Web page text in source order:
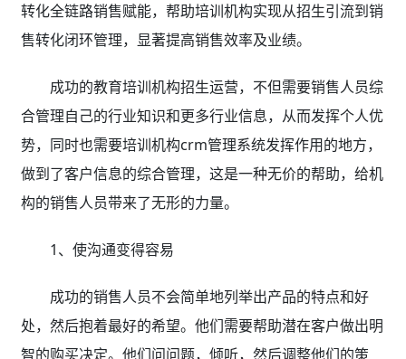
转化全链路销售赋能，帮助培训机构实现从招生引流到销
售转化闭环管理，显著提高销售效率及业绩。
成功的教育培训机构招生运营，不但需要销售人员综
合管理自己的行业知识和更多行业信息，从而发挥个人优
势，同时也需要培训机构crm管理系统发挥作用的地方，
做到了客户信息的综合管理，这是一种无价的帮助，给机
构的销售人员带来了无形的力量。
1、使沟通变得容易
成功的销售人员不会简单地列举出产品的特点和好
处，然后抱着最好的希望。他们需要帮助潜在客户做出明
智的购买决定。他们问问题，倾听，然后调整他们的策